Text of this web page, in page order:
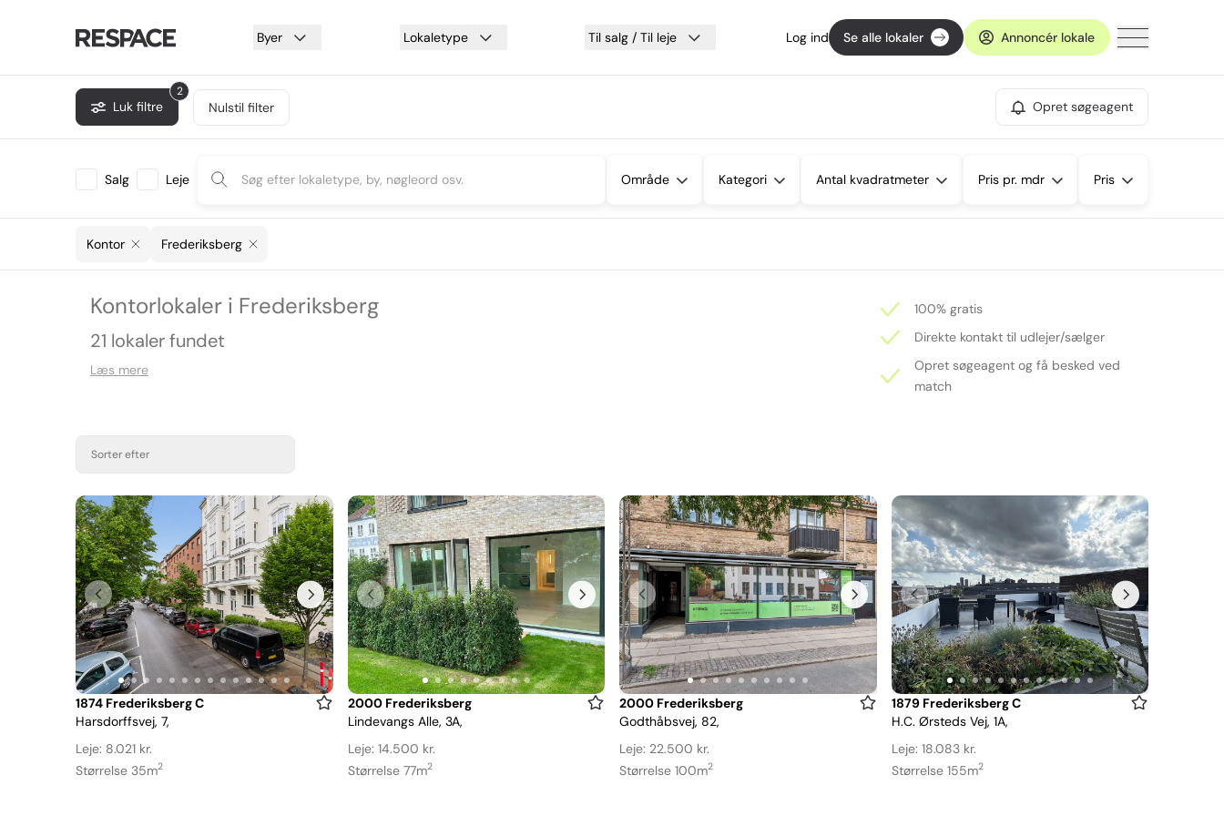
Byer Lokaletype Til salg / Til leje Log ind Se alle lokaler Annoncér lokale
2
Luk filtre Nulstil filter Opret søgeagent
Salg Leje Område Kategori Antal kvadratmeter Pris pr. mdr Pris
Kontor Frederiksberg
Kontorlokaler i Frederiksberg
21 lokaler fundet
Læs mere
100% gratis
Direkte kontakt til udlejer/sælger
Opret søgeagent og få besked ved
match
Sorter efter
Item
1
of
14
1874 Frederiksberg C
Harsdorffsvej, 7,
Leje: 8.021 kr.
Størrelse 35m2
Item
1
of
9
2000 Frederiksberg
Lindevangs Alle, 3A,
Leje: 14.500 kr.
Størrelse 77m2
Item
1
of
10
2000 Frederiksberg
Godthåbsvej, 82,
Leje: 22.500 kr.
Størrelse 100m2
Item
1
of
12
1879 Frederiksberg C
H.C. Ørsteds Vej, 1A,
Leje: 18.083 kr.
Størrelse 155m2